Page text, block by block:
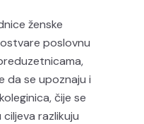
ženske
poslovnu
da se upoznaju i
čije se
razlikuju